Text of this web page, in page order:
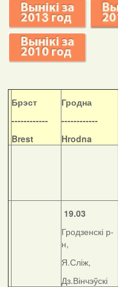
Брэст
------------
Brest
Гродна
------------
Hrodna
19.03
Гродзенскі р-
н,
Я.Сліж,
Дз.Вінчэўскі